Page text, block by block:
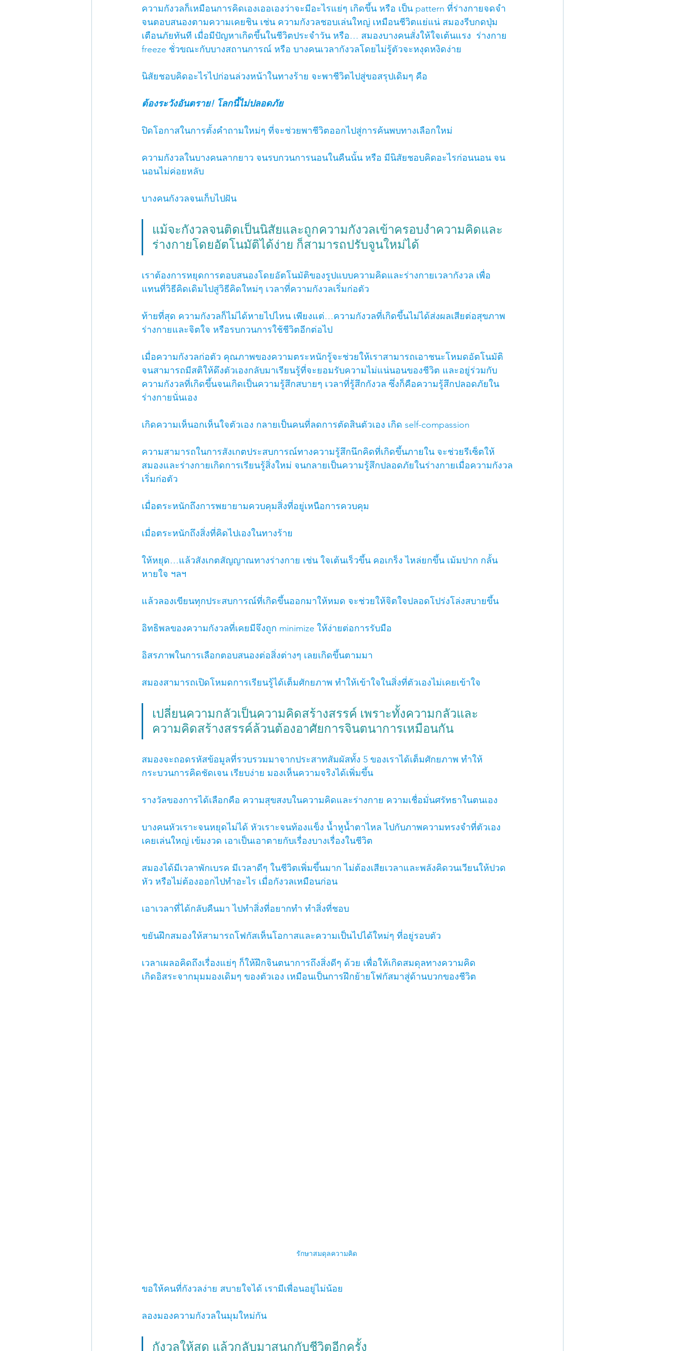
ความกังวลก็เหมือนการคิดเองเออเองว่าจะมีอะไรแย่ๆ เกิดขึ้น หรือ เป็น pattern ที่ร่างกายจดจำ
จนตอบสนองตามความเคยชิน เช่น ความกังวลชอบเล่นใหญ่ เหมือนชีวิตแย่แน่ สมองรีบกดปุ่ม
เตือนภัยทันที เมื่อมีปัญหาเกิดขึ้นในชีวิตประจำวัน หรือ… สมองบางคนสั่งให้ใจเต้นแรง  ร่างกาย
freeze ชั่วขณะกับบางสถานการณ์ หรือ บางคนเวลากังวลโดยไม่รู้ตัวจะหงุดหงิดง่าย
นิสัยชอบคิดอะไรไปก่อนล่วงหน้าในทางร้าย จะพาชีวิตไปสู่ขอสรุปเดิมๆ คือ
ต้องระวังอันตราย! โลกนี้ไม่ปลอดภัย
ปิดโอกาสในการตั้งคำถามใหม่ๆ ที่จะช่วยพาชีวิตออกไปสู่การค้นพบทางเลือกใหม่
ความกังวลในบางคนลากยาว จนรบกวนการนอนในคืนนั้น หรือ มีนิสัยชอบคิดอะไรก่อนนอน จน
นอนไม่ค่อยหลับ
บางคนกังวลจนเก็บไปฝัน
แม้จะกังวลจนติดเป็นนิสัยและถูกความกังวลเข้าครอบงำความคิดและ
ร่างกายโดยอัตโนมัติได้ง่าย ก็สามารถปรับจูนใหม่ได้
เราต้องการหยุดการตอบสนองโดยอัตโนมัติของรูปแบบความคิดและร่างกายเวลากังวล เพื่อ
แทนที่วิธีคิดเดิมไปสู่วิธีคิดใหม่ๆ เวลาที่ความกังวลเริ่มก่อตัว
ท้ายที่สุด ความกังวลก็ไม่ได้หายไปไหน เพียงแต่…ความกังวลที่เกิดขึ้นไม่ได้ส่งผลเสียต่อสุขภาพ
ร่างกายและจิตใจ หรือรบกวนการใช้ชีวิตอีกต่อไป
เมื่อความกังวลก่อตัว คุณภาพของความตระหนักรู้จะช่วยให้เราสามารถเอาชนะโหมดอัตโนมัติ
จนสามารถมีสติให้ดึงตัวเองกลับมาเรียนรู้ที่จะยอมรับความไม่แน่นอนของชีวิต และอยู่ร่วมกับ
ความกังวลที่เกิดขึ้นจนเกิดเป็นความรู้สึกสบายๆ เวลาที่รู้สึกกังวล ซึ่งก็คือความรู้สึกปลอดภัยใน
ร่างกายนั่นเอง
เกิดความเห็นอกเห็นใจตัวเอง กลายเป็นคนที่ลดการตัดสินตัวเอง เกิด self-compassion
ความสามารถในการสังเกตประสบการณ์ทางความรู้สึกนึกคิดที่เกิดขึ้นภายใน จะช่วยรีเซ็ตให้
สมองและร่างกายเกิดการเรียนรู้สิ่งใหม่ จนกลายเป็นความรู้สึกปลอดภัยในร่างกายเมื่อความกังวล
เริ่มก่อตัว
เมื่อตระหนักถึงการพยายามควบคุมสิ่งที่อยู่เหนือการควบคุม
เมื่อตระหนักถึงสิ่งที่คิดไปเองในทางร้าย
ให้หยุด…แล้วสังเกตสัญญาณทางร่างกาย เช่น ใจเต้นเร็วขึ้น คอเกร็ง ไหล่ยกขึ้น เม้มปาก กลั้น
หายใจ ฯลฯ
แล้วลองเขียนทุกประสบการณ์ที่เกิดขึ้นออกมาให้หมด จะช่วยให้จิตใจปลอดโปร่งโล่งสบายขึ้น
อิทธิพลของความกังวลที่เคยมีจึงถูก minimize ให้ง่ายต่อการรับมือ
อิสรภาพในการเลือกตอบสนองต่อสิ่งต่างๆ เลยเกิดขึ้นตามมา
สมองสามารถเปิดโหมดการเรียนรู้ได้เต็มศักยภาพ ทำให้เข้าใจในสิ่งที่ตัวเองไม่เคยเข้าใจ
เปลี่ยนความกลัวเป็นความคิดสร้างสรรค์ เพราะทั้งความกลัวและ
ความคิดสร้างสรรค์ล้วนต้องอาศัยการจินตนาการเหมือนกัน
สมองจะถอดรหัสข้อมูลที่รวบรวมมาจากประสาทสัมผัสทั้ง 5 ของเราได้เต็มศักยภาพ ทำให้
กระบวนการคิดชัดเจน เรียบง่าย มองเห็นความจริงได้เพิ่มขึ้น
รางวัลของการได้เลือกคือ ความสุขสงบในความคิดและร่างกาย ความเชื่อมั่นศรัทธาในตนเอง
บางคนหัวเราะจนหยุดไม่ได้ หัวเราะจนท้องแข็ง น้ำหูน้ำตาไหล ไปกับภาพความทรงจำที่ตัวเอง
เคยเล่นใหญ่ เข้มงวด เอาเป็นเอาตายกับเรื่องบางเรื่องในชีวิต
สมองได้มีเวลาพักเบรค มีเวลาดีๆ ในชีวิตเพิ่มขึ้นมาก ไม่ต้องเสียเวลาและพลังคิดวนเวียนให้ปวด
หัว หรือไม่ต้องออกไปทำอะไร เมื่อกังวลเหมือนก่อน
เอาเวลาที่ได้กลับคืนมา ไปทำสิ่งที่อยากทำ ทำสิ่งที่ชอบ
ขยันฝึกสมองให้สามารถโฟกัสเห็นโอกาสและความเป็นไปได้ใหม่ๆ ที่อยู่รอบตัว
เวลาเผลอคิดถึงเรื่องแย่ๆ ก็ให้ฝึกจินตนาการถึงสิ่งดีๆ ด้วย เพื่อให้เกิดสมดุลทางความคิด
เกิดอิสระจากมุมมองเดิมๆ ของตัวเอง เหมือนเป็นการฝึกย้ายโฟกัสมาสู่ด้านบวกของชีวิต
รักษาสมดุลความคิด
ขอให้คนที่กังวลง่าย สบายใจได้ เรามีเพื่อนอยู่ไม่น้อย
ลองมองความกังวลในมุมใหม่กัน
กังวลให้สุด แล้วกลับมาสนุกกับชีวิตอีกครั้ง